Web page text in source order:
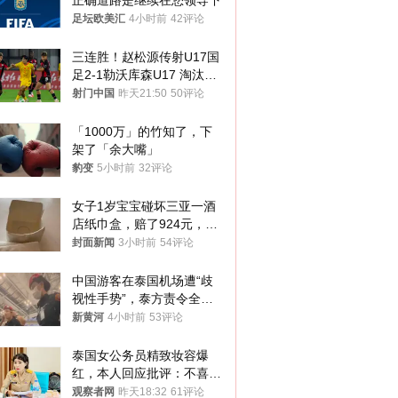
足坛欧美汇 4小时前 42评论
三连胜！赵松源传射U17国
足2-1勒沃库森U17 淘汰赛
将战河床
射门中国 昨天21:50 50评论
「1000万」的竹知了，下
架了「余大嘴」
豹变 5小时前 32评论
女子1岁宝宝碰坏三亚一酒
店纸巾盒，赔了924元，发
帖吐槽后酒店退还一半的
封面新闻 3小时前 54评论
中国游客在泰国机场遭“歧
视性手势”，泰方责令全面
调查，对责任人采取最严厉
新黄河 4小时前 53评论
泰国女公务员精致妆容爆
红，本人回应批评：不喜欢
就别看
观察者网 昨天18:32 61评论